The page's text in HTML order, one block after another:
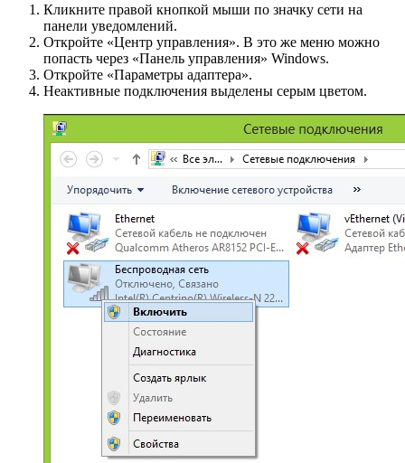
Кликните правой кнопкой мыши по значку сети на
панели уведомлений.
Откройте «Центр управления». В это же меню можно
попасть через «Панель управления» Windows.
Откройте «Параметры адаптера».
Неактивные подключения выделены серым цветом.